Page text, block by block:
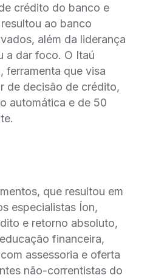
crédito do banco e
ao banco
além da liderança
a dar foco. O Itaú
ferramenta que visa
de decisão de crédito,
automática e de 50
que resultou em
especialistas Íon,
e retorno absoluto,
financeira,
assessoria e oferta
não-correntistas do